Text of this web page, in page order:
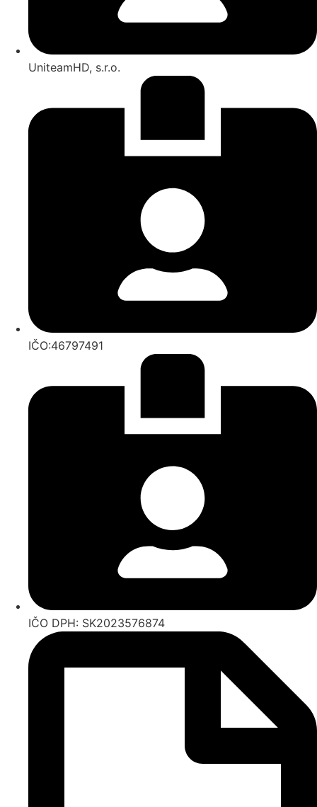
UniteamHD, s.r.o.
IČO:46797491
IČO DPH: SK2023576874